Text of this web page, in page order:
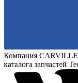
Компания
каталога запчастей